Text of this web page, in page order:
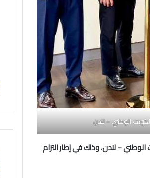
الوطني – لندن
– لندن، وذلك في إطار التزام